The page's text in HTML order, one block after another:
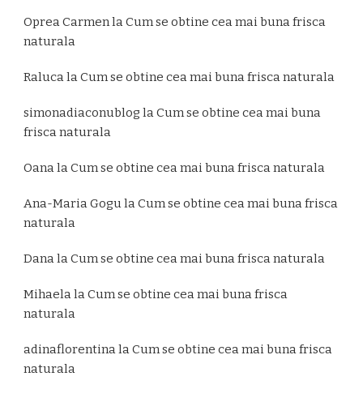
Oprea CarmenlaCum se obtine cea mai buna frisca
naturala
RalucalaCum se obtine cea mai buna frisca naturala
simonadiaconublog laCum se obtine cea mai buna
frisca naturala
OanalaCum se obtine cea mai buna frisca naturala
Ana-Maria GogulaCum se obtine cea mai buna frisca
naturala
DanalaCum se obtine cea mai buna frisca naturala
MihaelalaCum se obtine cea mai buna frisca
naturala
adinaflorentinalaCum se obtine cea mai buna frisca
naturala